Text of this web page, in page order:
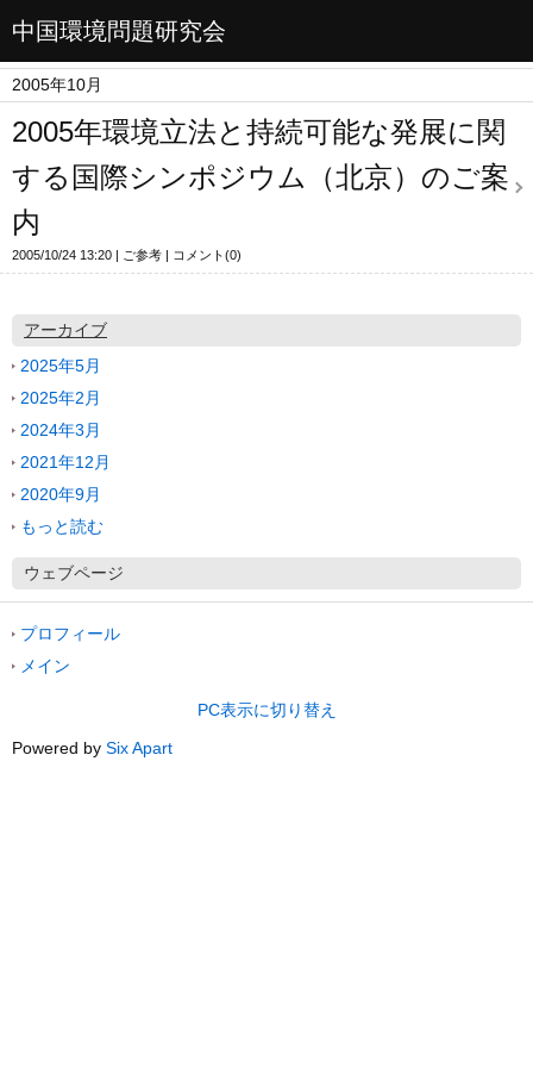
中国環境問題研究会
2005年10月
2005年環境立法と持続可能な発展に関
する国際シンポジウム（北京）のご案
内
2005/10/24 13:20 ご参考 コメント(0)
アーカイブ
2025年5月
2025年2月
2024年3月
2021年12月
2020年9月
もっと読む
ウェブページ
プロフィール
メイン
PC表示に切り替え
Powered by Six Apart